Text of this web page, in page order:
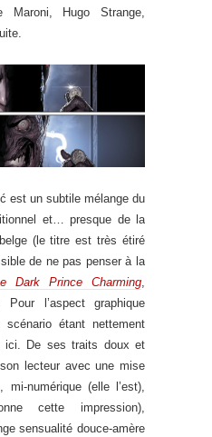
Maroni, Hugo Strange,
est un subtile mélange du
et… presque de la
(le titre est très étiré
de ne pas penser à la
Dark Prince Charming,
Pour l’aspect graphique
étant nettement
ici. De ses traits doux et
lecteur avec une mise
mi-numérique (elle l’est),
cette impression),
sensualité douce-amère